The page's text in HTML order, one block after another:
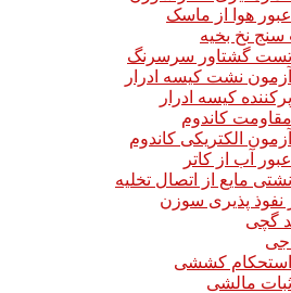
هوا از ماسک
نخ بخیه
تست گشتاور سرسرنگ
نشت کیسه ادرار
کیسه ادرار
کاندوم
الکتریکی کاندوم
آب از کاتر
مایع از اتصال تخلیه
پذیری سوزن
گچی
استحکام کششی
مالشی